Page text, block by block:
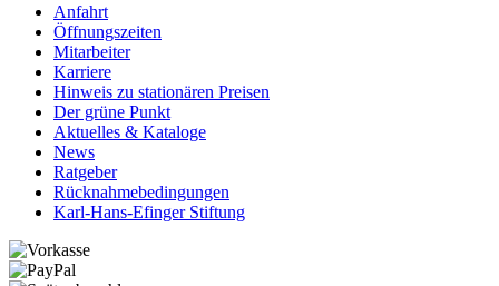
Anfahrt
Öffnungszeiten
Mitarbeiter
Karriere
Hinweis zu stationären Preisen
Der grüne Punkt
Aktuelles & Kataloge
News
Ratgeber
Rücknahmebedingungen
Karl-Hans-Efinger Stiftung